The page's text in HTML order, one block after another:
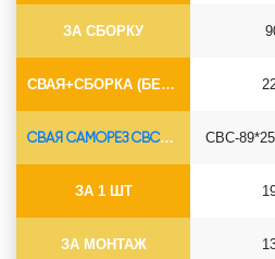
ЗА СБОРКУ
СВАЯ+СБОРКА (БЕЗ ОГОЛОВКА)
СВАЯ САМОРЕЗ СВС-Ø89*6.5
ЗА 1 ШТ
ЗА МОНТАЖ
СВС-